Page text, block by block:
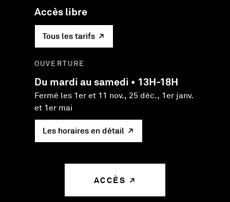
Accès libre
Tous les tarifs
OUVERTURE
Du mardi au samedi • 13H-18H
Fermé les 1er et 11 nov., 25 déc., 1er janv.
et 1er mai
Les horaires en détail
ACCÈS